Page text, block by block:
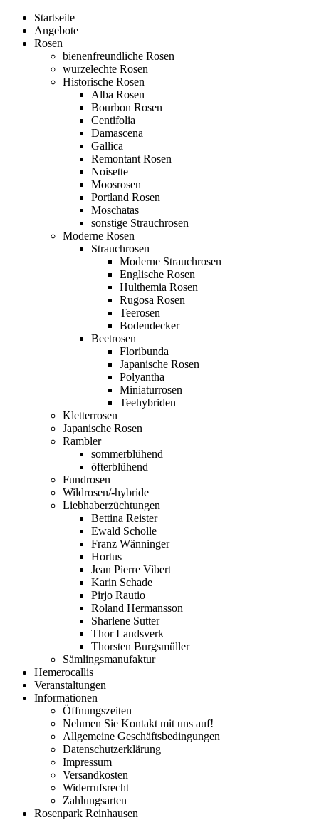
Startseite
Angebote
Rosen
bienenfreundliche Rosen
wurzelechte Rosen
Historische Rosen
Alba Rosen
Bourbon Rosen
Centifolia
Damascena
Gallica
Remontant Rosen
Noisette
Moosrosen
Portland Rosen
Moschatas
sonstige Strauchrosen
Moderne Rosen
Strauchrosen
Moderne Strauchrosen
Englische Rosen
Hulthemia Rosen
Rugosa Rosen
Teerosen
Bodendecker
Beetrosen
Floribunda
Japanische Rosen
Polyantha
Miniaturrosen
Teehybriden
Kletterrosen
Japanische Rosen
Rambler
sommerblühend
öfterblühend
Fundrosen
Wildrosen/-hybride
Liebhaberzüchtungen
Bettina Reister
Ewald Scholle
Franz Wänninger
Hortus
Jean Pierre Vibert
Karin Schade
Pirjo Rautio
Roland Hermansson
Sharlene Sutter
Thor Landsverk
Thorsten Burgsmüller
Sämlingsmanufaktur
Hemerocallis
Veranstaltungen
Informationen
Öffnungszeiten
Nehmen Sie Kontakt mit uns auf!
Allgemeine Geschäftsbedingungen
Datenschutzerklärung
Impressum
Versandkosten
Widerrufsrecht
Zahlungsarten
Rosenpark Reinhausen